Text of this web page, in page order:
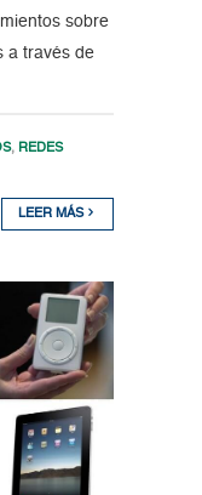
sobre
a través de
, REDES
LEER MÁS